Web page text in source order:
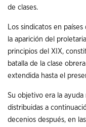
de clases.
Los sindicatos en
la aparición del
principios del XIX,
batalla de la clase
extendida hasta el
Su objetivo era la ayuda
distribuidas a
decenios después, en